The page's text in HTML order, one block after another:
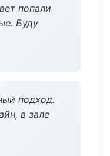
попали
Буду
подход.
в зале